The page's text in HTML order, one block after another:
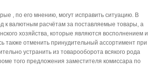
, по его мнению, могут исправить ситуацию. В
к валютным расчётам за поставляемые товары, а
хозяйства, которые являются восполнением и
также отменить принудительный ассортимент при
устранить из товарооборота всякого рода
того предложения заместителя комиссара по